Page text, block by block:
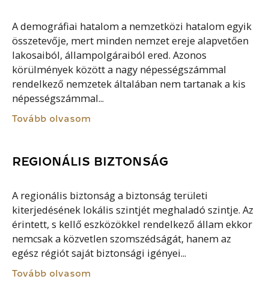
A demográfiai hatalom a nemzetközi hatalom egyik
összetevője, mert minden nemzet ereje alapvetően
lakosaiból, állampolgáraiból ered. Azonos
körülmények között a nagy népességszámmal
rendelkező nemzetek általában nem tartanak a kis
népességszámmal...
Tovább olvasom
REGIONÁLIS BIZTONSÁG
A regionális biztonság a biztonság területi
kiterjedésének lokális szintjét meghaladó szintje. Az
érintett, s kellő eszközökkel rendelkező állam ekkor
nemcsak a közvetlen szomszédságát, hanem az
egész régiót saját biztonsági igényei...
Tovább olvasom